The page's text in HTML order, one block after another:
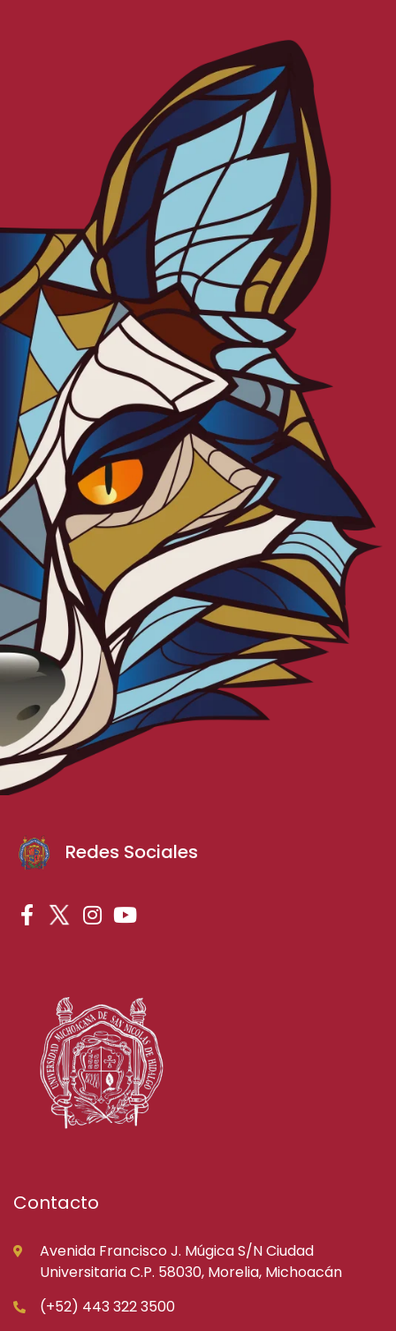
Redes Sociales
Contacto
Avenida Francisco J. Múgica S/N Ciudad
Universitaria C.P. 58030, Morelia, Michoacán
(+52) 443 322 3500